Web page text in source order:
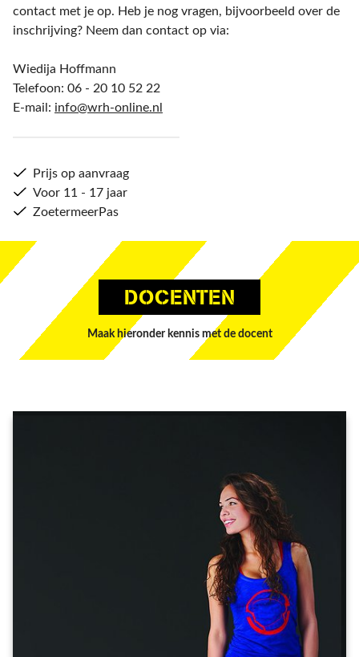
contact met je op. Heb je nog vragen, bijvoorbeeld over de
inschrijving? Neem dan contact op via:
Wiedija Hoffmann
Telefoon: 06 - 20 10 52 22
E-mail: info@wrh-online.nl
Prijs op aanvraag
Voor 11 - 17 jaar
ZoetermeerPas
DOCENTEN
Maak hieronder kennis met de docent